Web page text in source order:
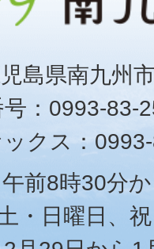
島県南九州
号：0993-83-
ックス：
前8時30分
・日曜日、